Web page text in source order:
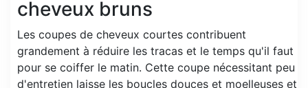
cheveux bruns
Les coupes de cheveux courtes contribuent
grandement à réduire les tracas et le temps qu'il faut
pour se coiffer le matin. Cette coupe nécessitant peu
d'entretien laisse les boucles douces et moelleuses et